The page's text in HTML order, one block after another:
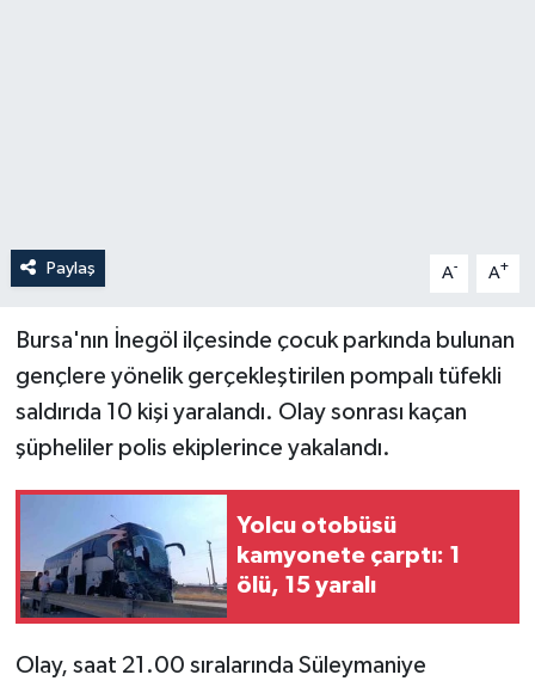
Paylaş A- A+
Bursa'nın İnegöl ilçesinde çocuk parkında bulunan
gençlere yönelik gerçekleştirilen pompalı tüfekli
saldırıda 10 kişi yaralandı. Olay sonrası kaçan
şüpheliler polis ekiplerince yakalandı.
Yolcu otobüsü
kamyonete çarptı: 1
ölü, 15 yaralı
Olay, saat 21.00 sıralarında Süleymaniye